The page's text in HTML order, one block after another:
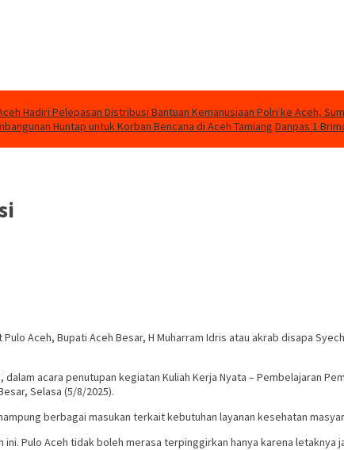
Hadiri Pelepasan Distribusi Bantuan Kemanusiaan Polri ke Aceh,
Huntap untuk Korban Bencana di Aceh Tamiang Danpas 1
Aceh, Bupati Aceh Besar, H Muharram Idris atau akrab disapa
acara penutupan kegiatan Kuliah Kerja Nyata – Pembelajaran
Selasa (5/8/2025).
berbagai masukan terkait kebutuhan layanan kesehatan
Pulo Aceh tidak boleh merasa terpinggirkan hanya karena letaknya